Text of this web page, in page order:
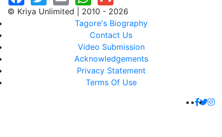
© Kriya Unlimited | 2010 - 2026
Tagore's Biography
Contact Us
Video Submission
Acknowledgements
Privacy Statement
Terms Of Use